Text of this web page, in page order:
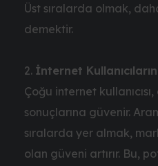
Üst sıralarda olmak,
demektir.
İnternet
Çoğu internet
sonuçlarına güvenir.
sıralarda yer almak,
olan güveni artırır. Bu,